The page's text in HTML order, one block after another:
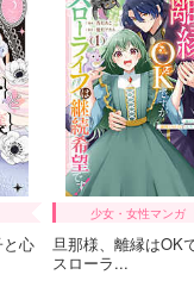
カート
試し読み
ヨコヨミ】: 29
カート
試し読み
心
少女・女性マンガ
旦那様、離縁はOK
スローラ...